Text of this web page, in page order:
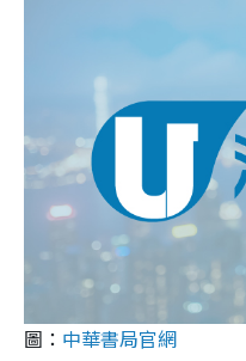
圖： 中華書局官網